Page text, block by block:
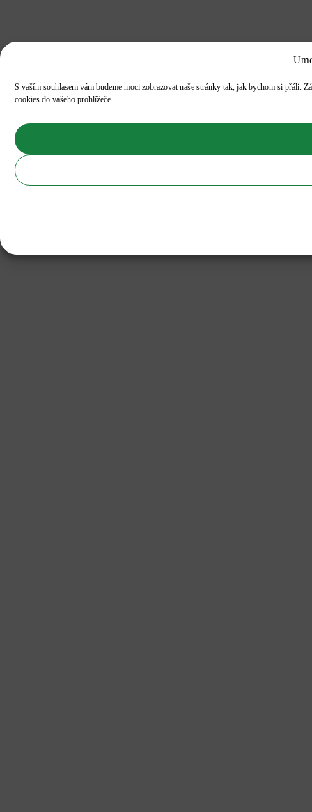
S vaším souhlasem vám budeme moci zobrazovat naše stránky tak, jak bychom si přáli.
cookies do vašeho prohlížeče.